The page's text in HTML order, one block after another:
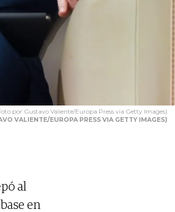
por Gustavo Valiente/Europa Press via Getty Images)
VALIENTE/EUROPA PRESS VIA GETTY IMAGES)
al
en